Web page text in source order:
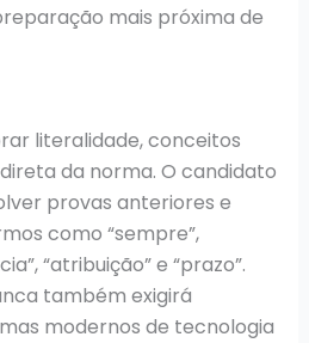
mais próxima de
literalidade, conceitos
da norma. O candidato
provas anteriores e
como “sempre”,
“atribuição” e “prazo”.
também exigirá
modernos de tecnologia